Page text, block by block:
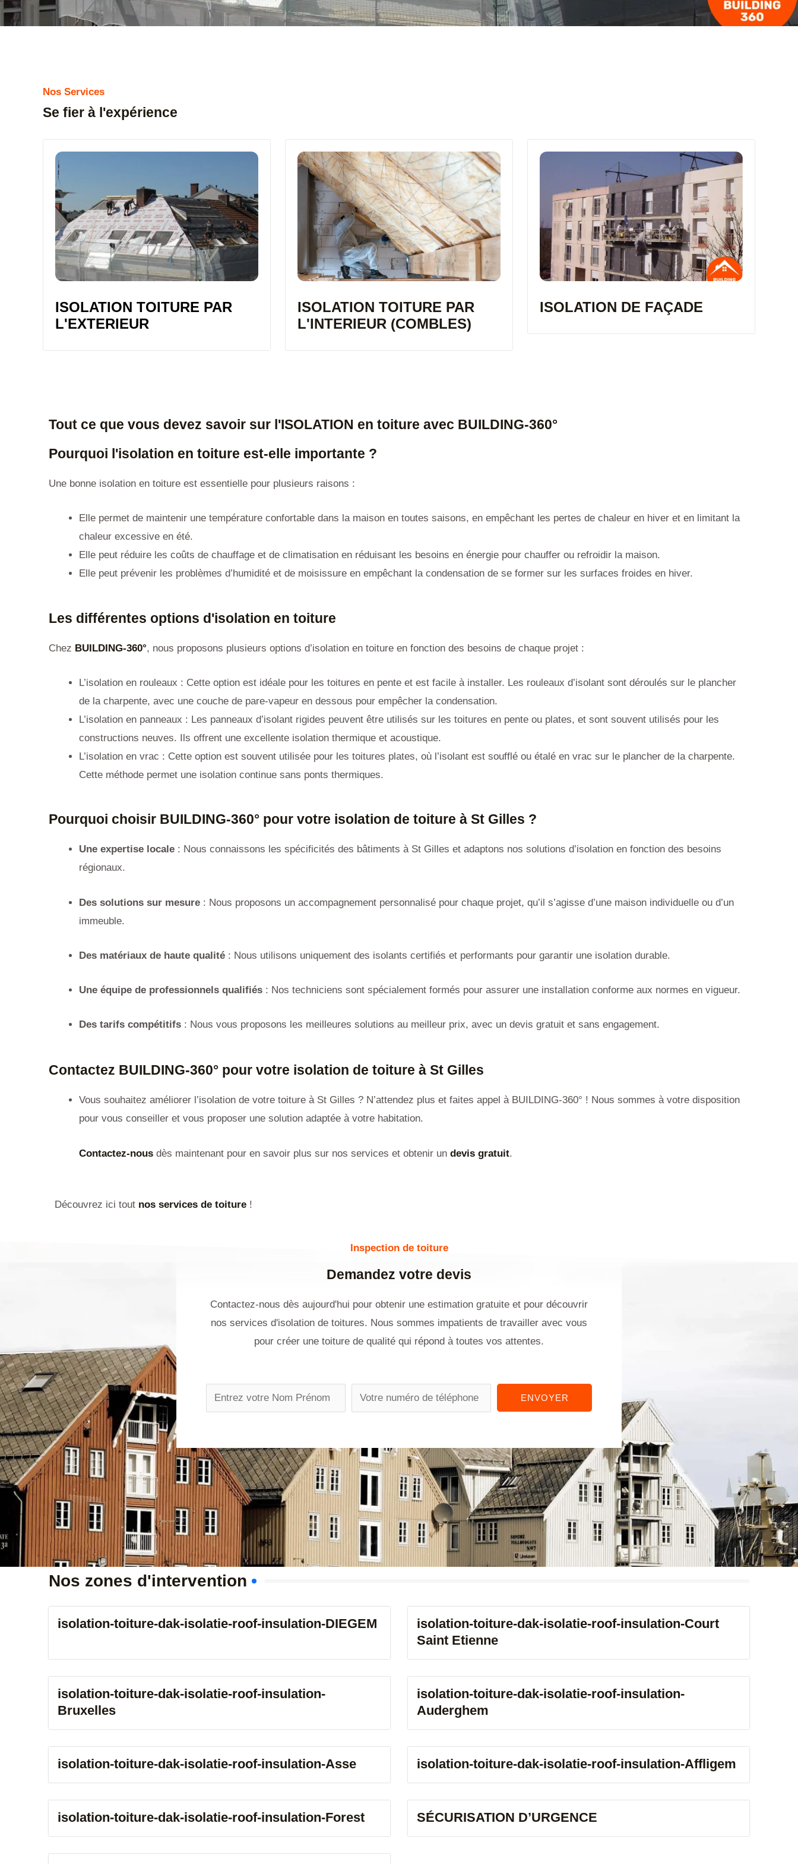
Nos Services
Se fier à l'expérience
ISOLATION TOITURE PAR
L'EXTERIEUR
ISOLATION TOITURE PAR
L'INTERIEUR (COMBLES)
ISOLATION DE FAÇADE
Tout ce que vous devez savoir sur l'ISOLATION en toiture avec BUILDING-360°
Pourquoi l'isolation en toiture est-elle importante ?
Une bonne isolation en toiture est essentielle pour plusieurs raisons :
Elle permet de maintenir une température confortable dans la maison en toutes saisons, en empêchant les pertes de chaleur en hiver et en limitant la
chaleur excessive en été.
Elle peut réduire les coûts de chauffage et de climatisation en réduisant les besoins en énergie pour chauffer ou refroidir la maison.
Elle peut prévenir les problèmes d’humidité et de moisissure en empêchant la condensation de se former sur les surfaces froides en hiver.
Les différentes options d'isolation en toiture
Chez BUILDING-360°, nous proposons plusieurs options d’isolation en toiture en fonction des besoins de chaque projet :
L’isolation en rouleaux : Cette option est idéale pour les toitures en pente et est facile à installer. Les rouleaux d’isolant sont déroulés sur le plancher
de la charpente, avec une couche de pare-vapeur en dessous pour empêcher la condensation.
L’isolation en panneaux : Les panneaux d’isolant rigides peuvent être utilisés sur les toitures en pente ou plates, et sont souvent utilisés pour les
constructions neuves. Ils offrent une excellente isolation thermique et acoustique.
L’isolation en vrac : Cette option est souvent utilisée pour les toitures plates, où l’isolant est soufflé ou étalé en vrac sur le plancher de la charpente.
Cette méthode permet une isolation continue sans ponts thermiques.
Pourquoi choisir BUILDING-360° pour votre isolation de toiture à St Gilles ?
Une expertise locale : Nous connaissons les spécificités des bâtiments à St Gilles et adaptons nos solutions d’isolation en fonction des besoins
régionaux.
Des solutions sur mesure : Nous proposons un accompagnement personnalisé pour chaque projet, qu’il s’agisse d’une maison individuelle ou d’un
immeuble.
Des matériaux de haute qualité : Nous utilisons uniquement des isolants certifiés et performants pour garantir une isolation durable.
Une équipe de professionnels qualifiés : Nos techniciens sont spécialement formés pour assurer une installation conforme aux normes en vigueur.
Des tarifs compétitifs : Nous vous proposons les meilleures solutions au meilleur prix, avec un devis gratuit et sans engagement.
Contactez BUILDING-360° pour votre isolation de toiture à St Gilles
Vous souhaitez améliorer l’isolation de votre toiture à St Gilles ? N’attendez plus et faites appel à BUILDING-360° ! Nous sommes à votre disposition
pour vous conseiller et vous proposer une solution adaptée à votre habitation.
Contactez-nous dès maintenant pour en savoir plus sur nos services et obtenir un devis gratuit.
Découvrez ici tout nos services de toiture !
Inspection de toiture
Demandez votre devis
Contactez-nous dès aujourd'hui pour obtenir une estimation gratuite et pour découvrir
nos services d'isolation de toitures. Nous sommes impatients de travailler avec vous
pour créer une toiture de qualité qui répond à toutes vos attentes.
a
e
*
h
n
m
ENVOYER
Nos zones d'intervention
isolation-toiture-dak-isolatie-roof-insulation-DIEGEM
isolation-toiture-dak-isolatie-roof-insulation-Court
Saint Etienne
isolation-toiture-dak-isolatie-roof-insulation-
Bruxelles
isolation-toiture-dak-isolatie-roof-insulation-
Auderghem
isolation-toiture-dak-isolatie-roof-insulation-Asse isolation-toiture-dak-isolatie-roof-insulation-Affligem
isolation-toiture-dak-isolatie-roof-insulation-Forest SÉCURISATION D’URGENCE